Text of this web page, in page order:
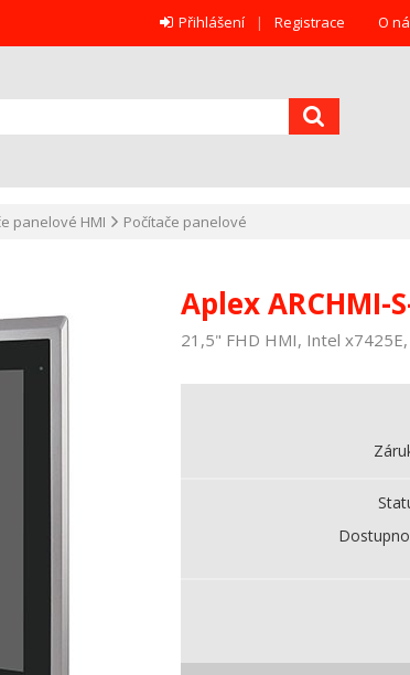
O
Přihlášení Registrace
panelové HMI Počítače panelové
Aplex ARCHMI-
21,5" FHD HMI, Intel x7425E,